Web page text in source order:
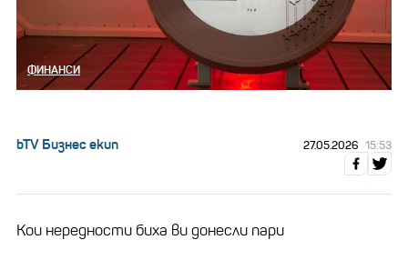
ФИНАНСИ
bTV Бизнес екип 27.05.2026 15:53
Кои нередности биха ви донесли пари